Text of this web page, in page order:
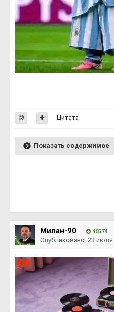
Цитата
Показать содержимое
Милан-90 40574
Опубликовано: 23 июля